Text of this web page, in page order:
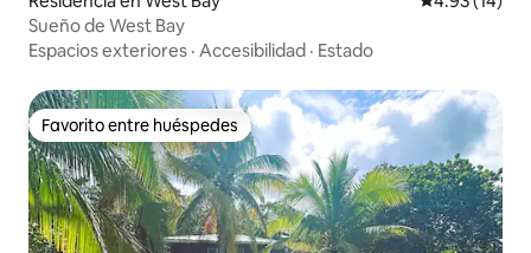
Sueño de West Bay
Espacios exteriores · Accesibilidad · Estado
Favorito entre huéspedes
Favorito entre huéspedes